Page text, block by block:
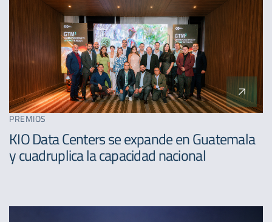
PREMIOS
KIO Data Centers se expande en Guatemala
y cuadruplica la capacidad nacional